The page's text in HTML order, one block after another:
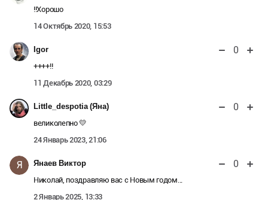
!!Хорошо
14 Октябрь 2020, 15:53
Igor 0
++++!!
11 Декабрь 2020, 03:29
Little_despotia (Яна) 0
великолепно 💛
24 Январь 2023, 21:06
Я Янаев Виктор 0
Николай, поздравляю вас с Новым годом...
2 Январь 2025, 13:33